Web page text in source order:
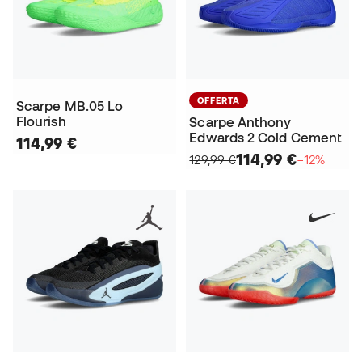
Scarpe MB.05 Lo
Flourish
114,99 €
OFFERTA
Scarpe Anthony
Edwards 2 Cold Cement
129,99 €114,99 €−12%